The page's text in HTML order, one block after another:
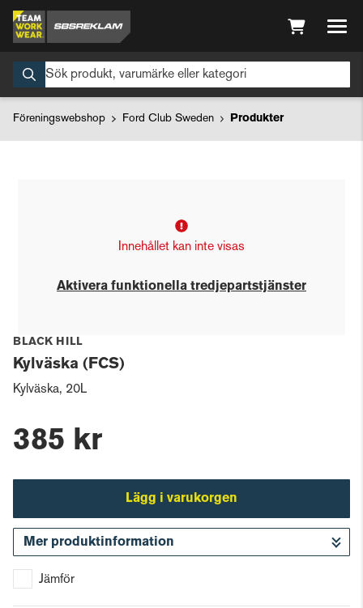
Föreningswebshop Ford Club Sweden Produkter
Innehållet kan inte visas
Aktivera funktionella tredjepartstjänster
BLACK HILL
Kylväska (FCS)
Kylväska, 20L
385 kr
Lägg i varukorgen
Mer produktinformation
Jämför